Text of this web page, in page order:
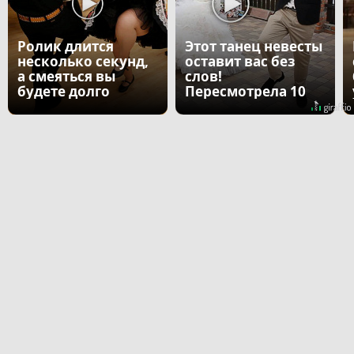
Ролик длится
несколько секунд,
а смеяться вы
будете долго
Этот танец невесты
оставит вас без
слов!
Пересмотрела 10